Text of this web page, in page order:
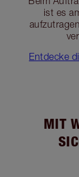
ist es
Entdecke
MIT